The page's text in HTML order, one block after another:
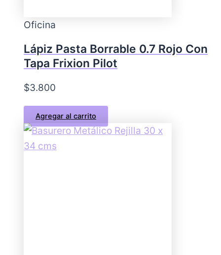
Oficina
Lápiz Pasta Borrable 0.7 Rojo Con
Tapa Frixion Pilot
$3.800
Agregar al carrito